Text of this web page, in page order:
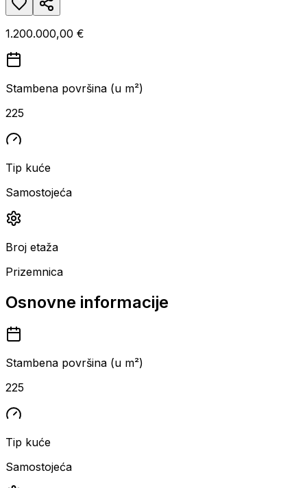
1.200.000,00 €
Stambena površina (u m²)
225
Tip kuće
Samostojeća
Broj etaža
Prizemnica
Osnovne informacije
Stambena površina (u m²)
225
Tip kuće
Samostojeća